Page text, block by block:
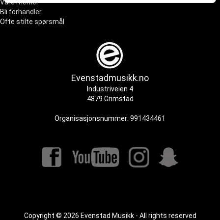
Våre merker
Bli forhandler
Ofte stilte spørsmål
Evenstadmusikk.no
Industriveien 4
4879 Grimstad
Organisasjonsnummer: 991434461
Copyright © 2026 Evenstad Musikk - All rights reserved